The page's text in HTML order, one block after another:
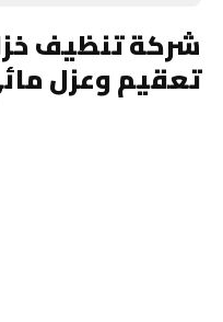
شركة تنظيف
تعقيم وعزل مائي